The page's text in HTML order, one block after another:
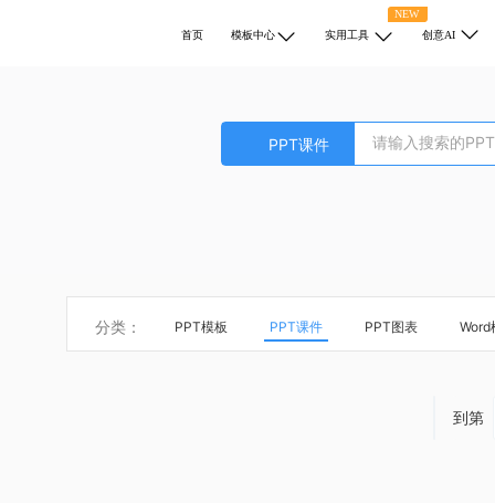
首页 模板中心
NEW
实用工具
创意AI
PPT课件
分类： PPT模板 PPT课件 PPT图表 Word
到第